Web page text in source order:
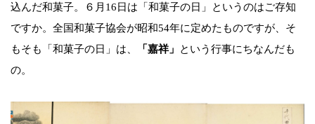
込んだ和菓子。６月16日は「和菓子の日」というのはご存知
ですか。全国和菓子協会が昭和54年に定めたものですが、そ
もそも「和菓子の日」は、
「嘉祥」
という行事にちなんだも
の。